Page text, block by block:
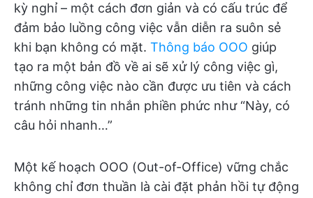
kỳ nghỉ – một cách đơn giản và có cấu trúc để
đảm bảo luồng công việc vẫn diễn ra suôn sẻ
khi bạn không có mặt. Thông báo OOO giúp
tạo ra một bản đồ về ai sẽ xử lý công việc gì,
những công việc nào cần được ưu tiên và cách
tránh những tin nhắn phiền phức như “Này, có
câu hỏi nhanh…”
Một kế hoạch OOO (Out-of-Office) vững chắc
không chỉ đơn thuần là cài đặt phản hồi tự động